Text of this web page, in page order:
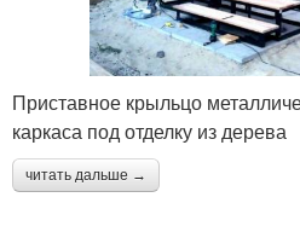
Приставное крыльцо
каркаса под отделку из дерева
читать дальше →